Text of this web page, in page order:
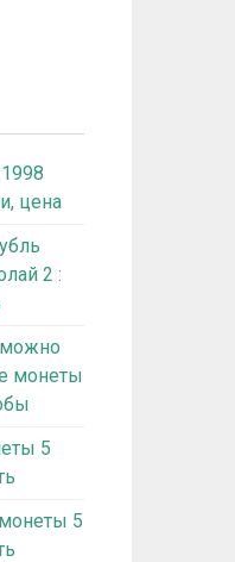
цена
2 :
можно
монеты
5
5